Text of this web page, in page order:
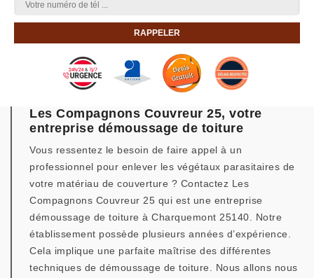
Les Compagnons Couvreur 25, votre
entreprise démoussage de toiture
Vous ressentez le besoin de faire appel à un
professionnel pour enlever les végétaux parasitaires de
votre matériau de couverture ? Contactez Les
Compagnons Couvreur 25 qui est une entreprise
démoussage de toiture à Charquemont 25140. Notre
établissement possède plusieurs années d’expérience.
Cela implique une parfaite maîtrise des différentes
techniques de démoussage de toiture. Nous allons nous